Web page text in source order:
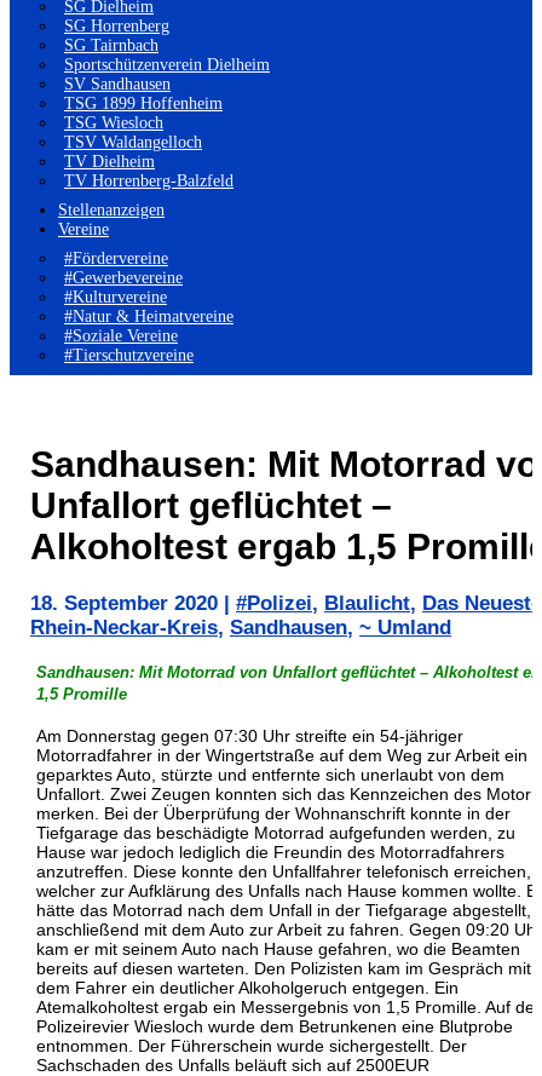
SG Dielheim
SG Horrenberg
SG Tairnbach
Sportschützenverein Dielheim
SV Sandhausen
TSG 1899 Hoffenheim
TSG Wiesloch
TSV Waldangelloch
TV Dielheim
TV Horrenberg-Balzfeld
Stellenanzeigen
Vereine
#Fördervereine
#Gewerbevereine
#Kulturvereine
#Natur & Heimatvereine
#Soziale Vereine
#Tierschutzvereine
Sandhausen: Mit Motorrad
Unfallort geflüchtet –
Alkoholtest ergab 1,5
18. September 2020 #Polizei, Blaulicht, Das Neueste
Rhein-Neckar-Kreis, Sandhausen, ~ Umland
Sandhausen: Mit Motorrad von Unfallort geflüchtet – Alkoholtest
1,5 Promille
Am Donnerstag gegen 07:30 Uhr streifte ein 54-jähriger
Motorradfahrer in der Wingertstraße auf dem Weg zur Arbeit ein
geparktes Auto, stürzte und entfernte sich unerlaubt von dem
Unfallort. Zwei Zeugen konnten sich das Kennzeichen des
merken. Bei der Überprüfung der Wohnanschrift konnte in der
Tiefgarage das beschädigte Motorrad aufgefunden werden, zu
Hause war jedoch lediglich die Freundin des Motorradfahrers
anzutreffen. Diese konnte den Unfallfahrer telefonisch erreichen,
welcher zur Aufklärung des Unfalls nach Hause kommen wollte. Er
hätte das Motorrad nach dem Unfall in der Tiefgarage abgestellt,
anschließend mit dem Auto zur Arbeit zu fahren. Gegen 09:20 Uhr
kam er mit seinem Auto nach Hause gefahren, wo die Beamten
bereits auf diesen warteten. Den Polizisten kam im Gespräch mit
dem Fahrer ein deutlicher Alkoholgeruch entgegen. Ein
Atemalkoholtest ergab ein Messergebnis von 1,5 Promille. Auf
Polizeirevier Wiesloch wurde dem Betrunkenen eine Blutprobe
entnommen. Der Führerschein wurde sichergestellt. Der
Sachschaden des Unfalls beläuft sich auf 2500EUR